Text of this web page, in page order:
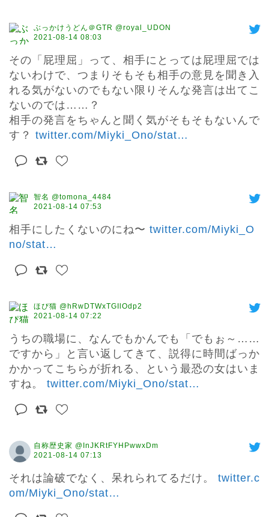
ぶっかけうどん＠GTR @royal_UDON
2021-08-14 08:03
その「屁理屈」って、相手にとっては屁理屈では
ないわけで、つまりそもそも相手の意見を聞き入
れる気がないのでもない限りそんな発言は出てこ
ないのでは……？
相手の発言をちゃんと聞く気がそもそもないんで
す？ twitter.com/Miyki_Ono/stat…
智名 @tomona_4484
2021-08-14 07:53
相手にしたくないのにね〜 twitter.com/Miyki_O
no/stat…
ほぴ猫 @hRwDTWxTGIlOdp2
2021-08-14 07:22
うちの職場に、なんでもかんでも「でもぉ～……
ですから」と言い返してきて、説得に時間ばっか
かかってこちらが折れる、という最恐の女はいま
すね。 twitter.com/Miyki_Ono/stat…
自称歴史家 @InJKRtFYHPwwxDm
2021-08-14 07:13
それは論破でなく、呆れられてるだけ。 twitter.c
om/Miyki_Ono/stat…